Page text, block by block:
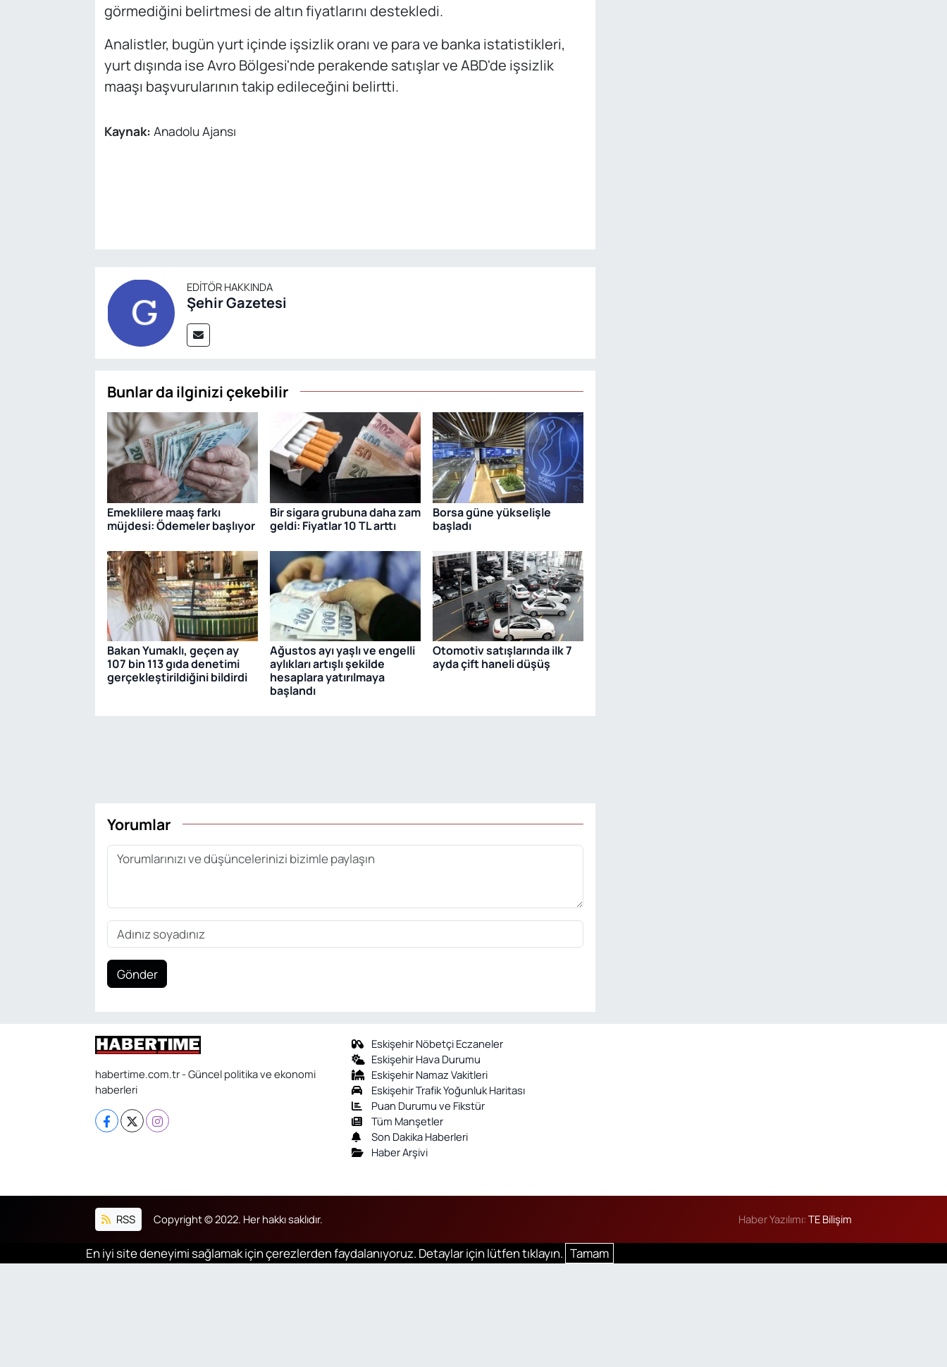
görmediğini belirtmesi de altın fiyatlarını destekledi.
Analistler, bugün yurt içinde işsizlik oranı ve para ve banka istatistikleri,
yurt dışında ise Avro Bölgesi'nde perakende satışlar ve ABD'de işsizlik
maaşı başvurularının takip edileceğini belirtti.
Kaynak: Anadolu Ajansı
EDITÖR HAKKINDA
Şehir Gazetesi
Bunlar da ilginizi çekebilir
Emeklilere maaş farkı
müjdesi: Ödemeler başlıyor
Bir sigara grubuna daha zam
geldi: Fiyatlar 10 TL arttı
Borsa güne yükselişle
başladı
Bakan Yumaklı, geçen ay
107 bin 113 gıda denetimi
gerçekleştirildiğini bildirdi
Ağustos ayı yaşlı ve engelli
aylıkları artışlı şekilde
hesaplara yatırılmaya
başlandı
Otomotiv satışlarında ilk 7
ayda çift haneli düşüş
Yorumlar
Gönder
habertime.com.tr - Güncel politika ve ekonomi
haberleri
Eskişehir Nöbetçi Eczaneler
Eskişehir Hava Durumu
Eskişehir Namaz Vakitleri
Eskişehir Trafik Yoğunluk Haritası
Puan Durumu ve Fikstür
Tüm Manşetler
Son Dakika Haberleri
Haber Arşivi
RSS Copyright © 2022. Her hakkı saklıdır. Haber Yazılımı:TE Bilişim
En iyi site deneyimi sağlamak için çerezlerden faydalanıyoruz. Detaylar için lütfen tıklayın. Tamam